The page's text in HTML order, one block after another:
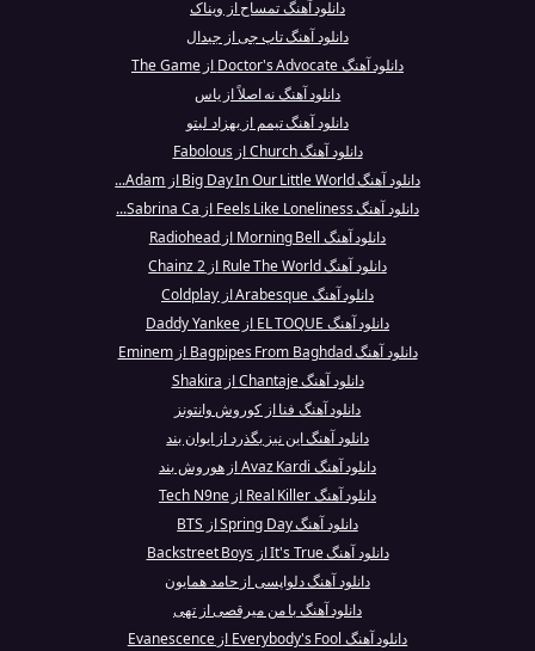
دانلود آهنگ تمساح از ویناک
دانلود آهنگ تاپ جی از جیدال
دانلود آهنگ Doctor's Advocate از The Game
دانلود آهنگ نه اصلاً از یاس
دانلود آهنگ تیمم از بهزاد لیتو
دانلود آهنگ Church از Fabolous
دانلود آهنگ Big Day In Our Little World از Adam...
دانلود آهنگ Feels Like Loneliness از Sabrina Ca...
دانلود آهنگ Morning Bell از Radiohead
دانلود آهنگ Rule The World از 2 Chainz
دانلود آهنگ Arabesque از Coldplay
دانلود آهنگ EL TOQUE از Daddy Yankee
دانلود آهنگ Bagpipes From Baghdad از Eminem
دانلود آهنگ Chantaje از Shakira
دانلود آهنگ فنا از کوروش وانتونز
دانلود آهنگ این نیز بگذرد از ایوان بند
دانلود آهنگ Avaz Kardi از هوروش بند
دانلود آهنگ Real Killer از Tech N9ne
دانلود آهنگ Spring Day از BTS
دانلود آهنگ It's True از Backstreet Boys
دانلود آهنگ دلواپسی از حامد همایون
دانلود آهنگ با من میرقصی از تهی
دانلود آهنگ Everybody's Fool از Evanescence